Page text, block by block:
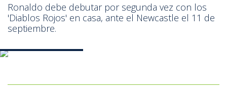
Ronaldo debe debutar por segunda vez con los
'Diablos Rojos' en casa, ante el Newcastle el 11 de
septiembre.